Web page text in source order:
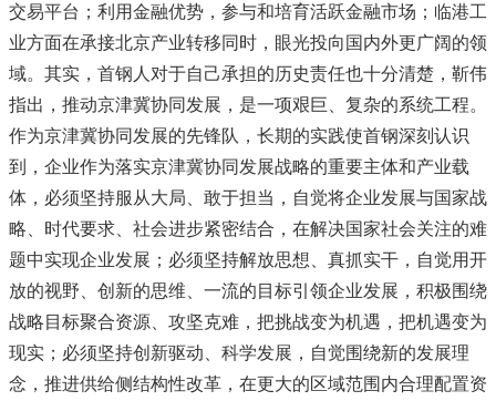
交易平台；利用金融优势，参与和培育活跃金融市场；临港工
业方面在承接北京产业转移同时，眼光投向国内外更广阔的领
域。其实，首钢人对于自己承担的历史责任也十分清楚，靳伟
指出，推动京津冀协同发展，是一项艰巨、复杂的系统工程。
作为京津冀协同发展的先锋队，长期的实践使首钢深刻认识
到，企业作为落实京津冀协同发展战略的重要主体和产业载
体，必须坚持服从大局、敢于担当，自觉将企业发展与国家战
略、时代要求、社会进步紧密结合，在解决国家社会关注的难
题中实现企业发展；必须坚持解放思想、真抓实干，自觉用开
放的视野、创新的思维、一流的目标引领企业发展，积极围绕
战略目标聚合资源、攻坚克难，把挑战变为机遇，把机遇变为
现实；必须坚持创新驱动、科学发展，自觉围绕新的发展理
念，推进供给侧结构性改革，在更大的区域范围内合理配置资